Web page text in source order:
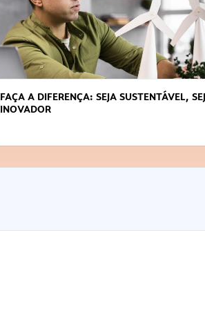
FAÇA A DIFERENÇA: SEJA SUSTENTÁVEL,
INOVADOR